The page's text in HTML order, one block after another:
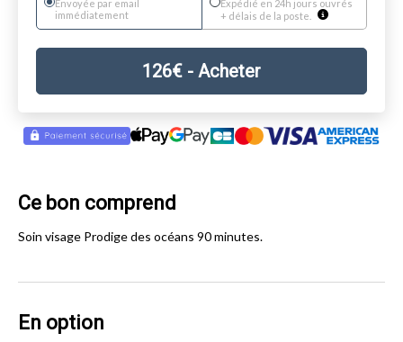
Envoyée par email
immédiatement
Expédié en 24h jours ouvrés
+ délais de la poste.
126€ - Acheter
Ce bon comprend
Soin visage Prodige des océans 90 minutes.
En option